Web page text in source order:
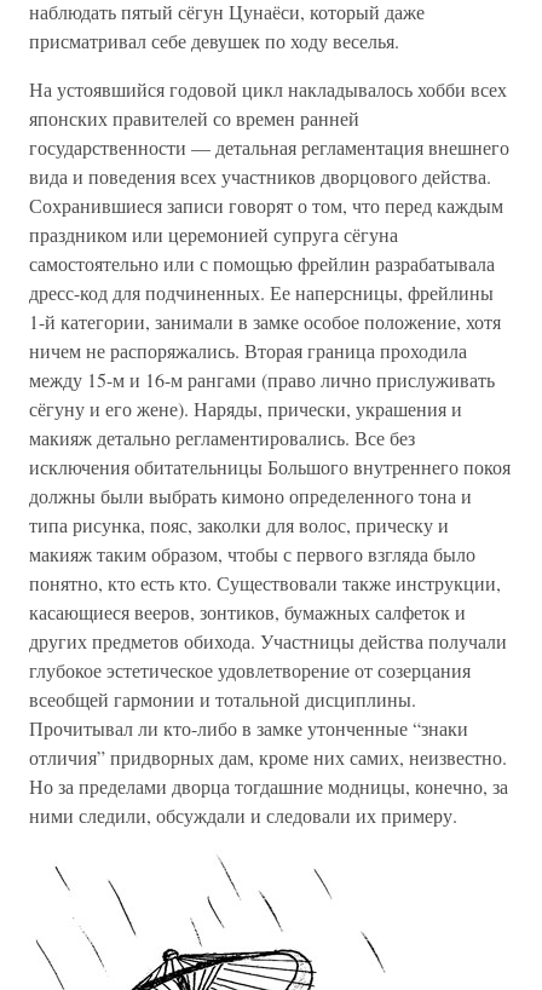
наблюдать пятый сёгун Цунаёси, который даже
присматривал себе девушек по ходу веселья.
На устоявшийся годовой цикл накладывалось хобби всех
японских правителей со времен ранней
государственности — детальная регламентация внешнего
вида и поведения всех участников дворцового действа.
Сохранившиеся записи говорят о том, что перед каждым
праздником или церемонией супруга сёгуна
самостоятельно или с помощью фрейлин разрабатывала
дресс-код для подчиненных. Ее наперсницы, фрейлины
1-й категории, занимали в замке особое положение, хотя
ничем не распоряжались. Вторая граница проходила
между 15-м и 16-м рангами (право лично прислуживать
сёгуну и его жене). Наряды, прически, украшения и
макияж детально регламентировались. Все без
исключения обитательницы Большого внутреннего покоя
должны были выбрать кимоно определенного тона и
типа рисунка, пояс, заколки для волос, прическу и
макияж таким образом, чтобы с первого взгляда было
понятно, кто есть кто. Существовали также инструкции,
касающиеся вееров, зонтиков, бумажных салфеток и
других предметов обихода. Участницы действа получали
глубокое эстетическое удовлетворение от созерцания
всеобщей гармонии и тотальной дисциплины.
Прочитывал ли кто-либо в замке утонченные “знаки
отличия” придворных дам, кроме них самих, неизвестно.
Но за пределами дворца тогдашние модницы, конечно, за
ними следили, обсуждали и следовали их примеру.